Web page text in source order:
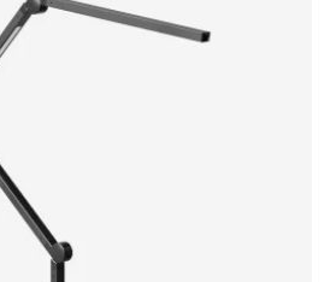
lamp vertelt u welke kleur het licht
blauwe tinten bevinden zich aan de
schaal. Bij 4.000 Kelvin is het licht
en uitnodigend, bij 5.700 en hoger
ijzig helder wit licht. Wat het beste
een kwestie van smaak, maar
uw ogen minder snel vermoeien
Het feit dat u het licht op deze
geeft u de mogelijkheid om het
smaak. Specificaties